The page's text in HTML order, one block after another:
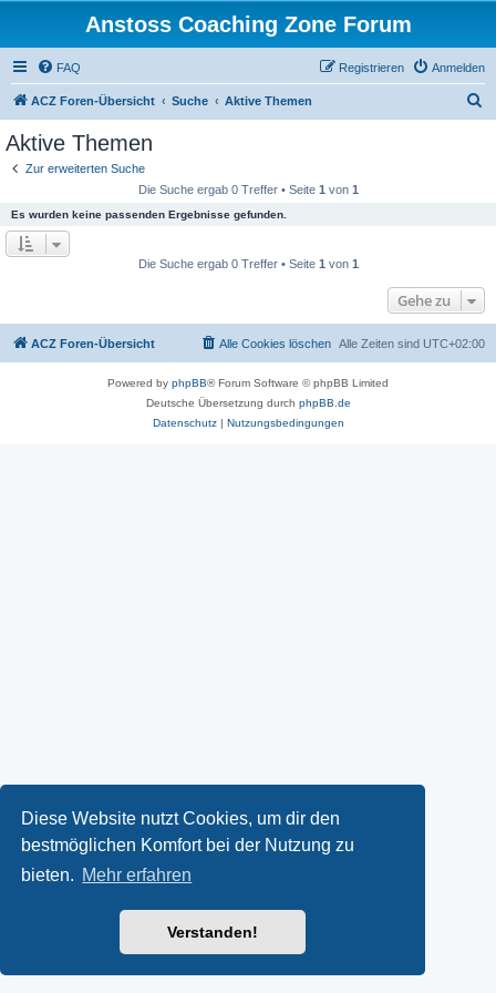
Diese Website nutzt Cookies, um dir den
bestmöglichen Komfort bei der Nutzung zu
bieten. Mehr erfahren
Verstanden!
Anstoss Coaching Zone Forum
FAQ Anmelden
Registrieren
ACZ Foren-Übersicht Suche Aktive Themen
Aktive Themen
Zur erweiterten Suche
Die Suche ergab 0 Treffer • Seite 1 von 1
Es wurden keine passenden Ergebnisse gefunden.
Die Suche ergab 0 Treffer • Seite 1 von 1
Gehe zu
ACZ Foren-Übersicht Alle Zeiten sind UTC+02:00
Alle Cookies löschen
Powered by phpBB® Forum Software © phpBB Limited
Deutsche Übersetzung durch phpBB.de
Datenschutz| Nutzungsbedingungen